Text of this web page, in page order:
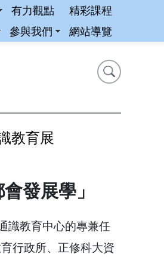
有力觀點
精彩課程
參與我們 網站導覽
搜尋
搜尋
教育展
發展學」
識教育中心的專兼任
行政所、正修科大資